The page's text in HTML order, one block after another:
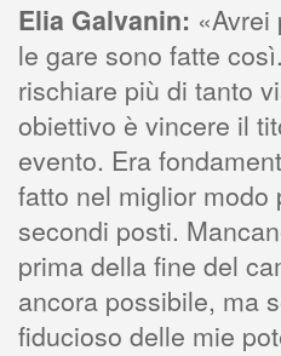
Elia Galvanin:
le gare sono fatte
rischiare più di tanto
obiettivo è vincere il
evento. Era
fatto nel miglior modo
secondi posti.
prima della fine del
ancora possibile, ma
fiducioso delle mie